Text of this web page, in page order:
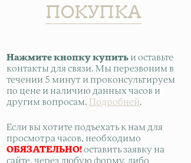
ПОКУПКА
Нажмите кнопку купить и оставьте
контакты для связи. Мы перезвоним в
течении 5 минут и проконсультируем
по цене и наличию данных часов и
другим вопросам.
Подробней.
Если вы хотите подъехать к нам для
просмотра часов, необходимо
ОБЯЗАТЕЛЬНО! оставить заявку на
сайте, через любую форму, либо